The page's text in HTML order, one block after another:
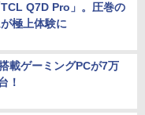
Q7D Pro」。圧巻の
極上体験に
載ゲーミングPCが7万
！